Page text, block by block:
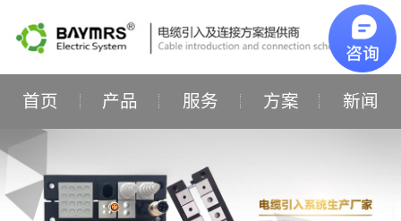
首页 产品 服务 方案 新闻